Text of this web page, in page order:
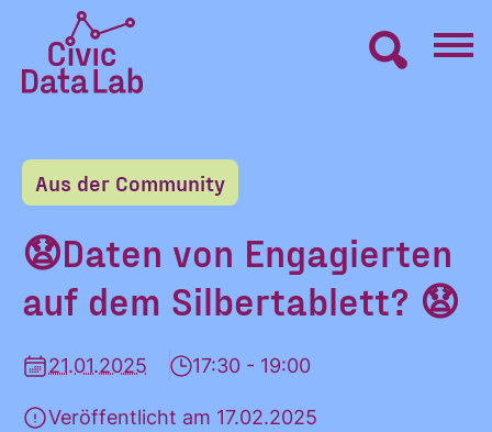
Inhalt
springen
Lab
Startseite
LERNEN
MACHEN
BLOG
Aus der Community
😧Daten von Engagierten
auf dem Silbertablett? 😧
21.01.2025 17:30 - 19:00
Veröffentlicht am 17.02.2025